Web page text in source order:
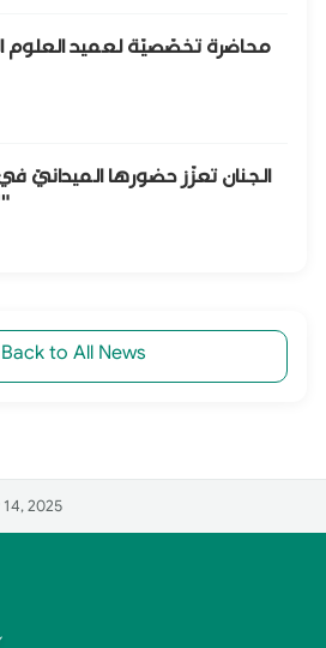
محاضرة تخصّصيّة لعميد العلوم
الجنان تعزّز حضورها الميدانيّ
"تخصّصات المستقبل"
Back to All News
2025